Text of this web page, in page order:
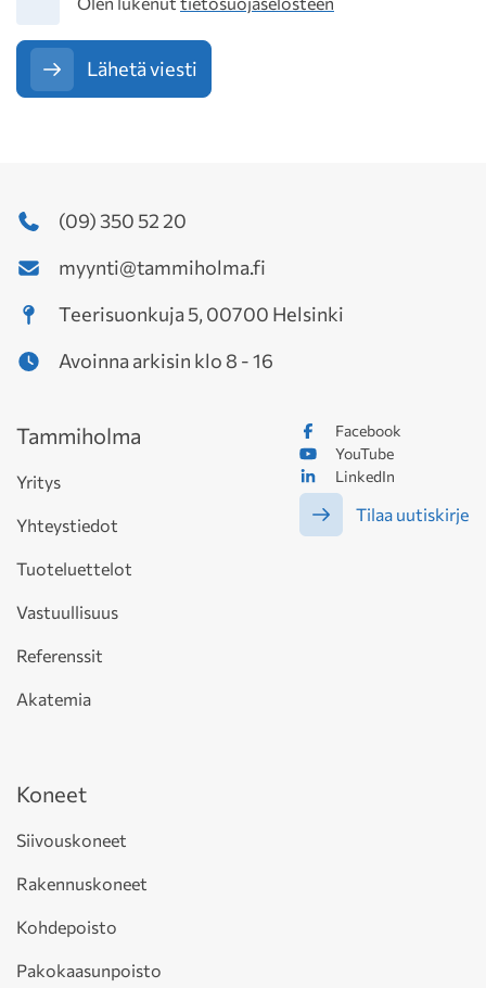
Lähetä viesti
(09) 350 52 20
myynti@tammiholma.fi
Teerisuonkuja 5, 00700 Helsinki
Avoinna arkisin klo 8 - 16
Facebook
YouTube
LinkedIn
Tilaa uutiskirje
Tammiholma
Yritys
Yhteystiedot
Tuoteluettelot
Vastuullisuus
Referenssit
Akatemia
Koneet
Siivouskoneet
Rakennuskoneet
Kohdepoisto
Pakokaasunpoisto